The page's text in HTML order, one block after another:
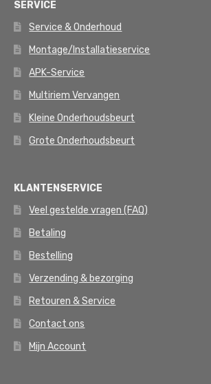
SERVICE
Service & Onderhoud
Montage/Installatieservice
APK-Service
Multiriem Vervangen
Kleine Onderhoudsbeurt
Grote Onderhoudsbeurt
KLANTENSERVICE
Veel gestelde vragen (FAQ)
Betaling
Bestelling
Verzending & bezorging
Retouren & Service
Contact ons
Mijn Account